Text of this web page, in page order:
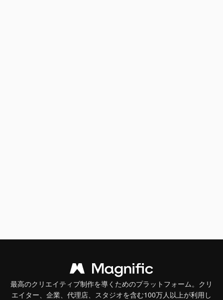
最高のクリエイティブ制作を導くためのプラットフォーム。クリ
エイター、企業、代理店、スタジオを含む100万人以上が利用し